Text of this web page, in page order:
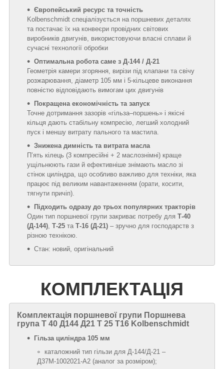
Європейський ресурс та точність
Kolbenschmidt спеціалізується на поршневих деталях
та постачає їх на конвеєри провідних світових
виробників двигунів, використовуючи власні сплави й
сучасні технології обробки
Оптимальна робота саме з Д‑144 / Д‑21
Геометрія камери згоряння, вирізи під клапани та свічу
розжарювання, діаметр 105 мм і 5‑кільцеве виконання
повністю відповідають вимогам цих двигунів
Покращена економічність та запуск
Точне дотримання зазорів «гільза–поршень» і якісні
кільця дають стабільну компресію, легший холодний
пуск і меншу витрату пального та мастила.
Знижена димність та витрата масла
П’ять кілець (3 компресійні + 2 маслознімні) краще
ущільнюють гази й ефективніше знімають масло зі
стінок циліндра, що особливо важливо для техніки, яка
працює під великим навантаженням (орати, косити,
тягнути причіп).
Підходить одразу до трьох популярних тракторів
Один тип поршневої групи закриває потребу для Т‑40
(Д‑144), Т‑25 та Т‑16 (Д‑21) – зручно для господарств з
різною технікою.
Стан: новий, оригінальний
КОМПЛЕКТАЦІЯ
Комплектація поршневої групи Поршнева
група Т 40 Д144 Д21 Т 25 Т16 Kolbenschmidt
Гільза циліндра 105 мм
каталожний тип гільзи для Д‑144/Д‑21 –
Д37М‑1002021‑А2 (аналог за розміром);